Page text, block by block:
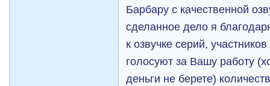
Барбару с качественной
сделанное дело я
к озвучке серий,
голосуют за Вашу работу
деньги не берете)